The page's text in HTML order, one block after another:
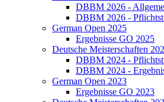
DBBM 2026 -
DBBM 2026 -
German Open 2025
Ergebnisse GO 2025
Deutsche Meisterschaften
DBBM 2024 -
DBBM 2024 -
German Open 2023
Ergebnisse GO 2023